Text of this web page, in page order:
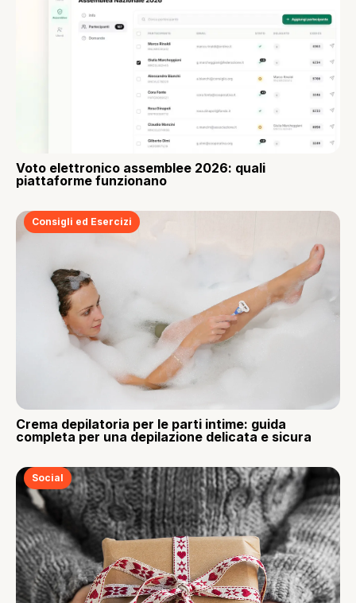
Voto elettronico assemblee 2026: quali
piattaforme funzionano
Consigli ed Esercizi
Crema depilatoria per le parti intime: guida
completa per una depilazione delicata e sicura
Social